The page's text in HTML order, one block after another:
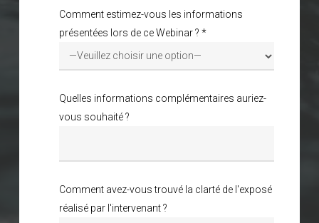
Comment estimez-vous les informations
présentées lors de ce Webinar ? *
Quelles informations complémentaires auriez-
vous souhaité ?
Comment avez-vous trouvé la clarté de l'exposé
réalisé par l'intervenant ?